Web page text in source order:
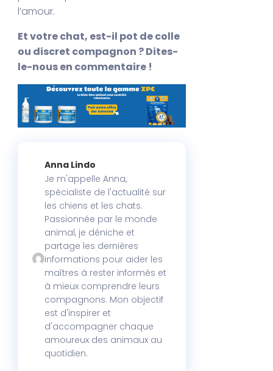
l’amour.
Et votre chat, est-il pot de colle
ou discret compagnon ? Dites-
le-nous en commentaire !
Anna Lindo
Je m'appelle Anna,
spécialiste de l'actualité sur
les chiens et les chats.
Passionnée par le monde
animal, je déniche et
partage les dernières
informations pour aider les
maîtres à rester informés et
à mieux comprendre leurs
compagnons. Mon objectif
est d'inspirer et
d'accompagner chaque
amoureux des animaux au
quotidien.